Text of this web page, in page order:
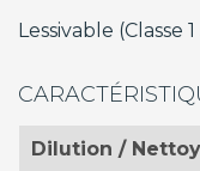
Lessivable (Classe
Dilution /